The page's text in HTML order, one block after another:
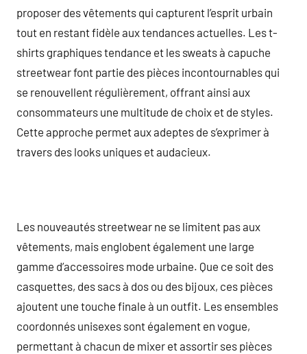
proposer des vêtements qui capturent l’esprit urbain
tout en restant fidèle aux tendances actuelles. Les t-
shirts graphiques tendance et les sweats à capuche
streetwear font partie des pièces incontournables qui
se renouvellent régulièrement, offrant ainsi aux
consommateurs une multitude de choix et de styles.
Cette approche permet aux adeptes de s’exprimer à
travers des looks uniques et audacieux.
Les nouveautés streetwear ne se limitent pas aux
vêtements, mais englobent également une large
gamme d’accessoires mode urbaine. Que ce soit des
casquettes, des sacs à dos ou des bijoux, ces pièces
ajoutent une touche finale à un outfit. Les ensembles
coordonnés unisexes sont également en vogue,
permettant à chacun de mixer et assortir ses pièces